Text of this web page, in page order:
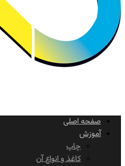
صفحه اصلی
آموزش
چاپ
کاغذ و انواع آن